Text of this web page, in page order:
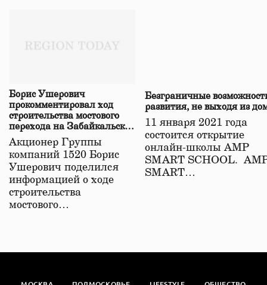
Борис Ушерович
прокомментировал ход
строительства мостового
перехода на Забайкальской
железной дороге
Акционер Группы
компаний 1520 Борис
Ушерович поделился
информацией о ходе
строительства
мостового…
Безграничные
развития, не выходя из
11 января 2021 года
состоится открытие
онлайн-школы АМР
SMART SCHOOL.
SMART…